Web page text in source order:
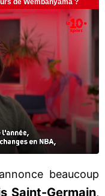
beaucoup
Saint-Germain,